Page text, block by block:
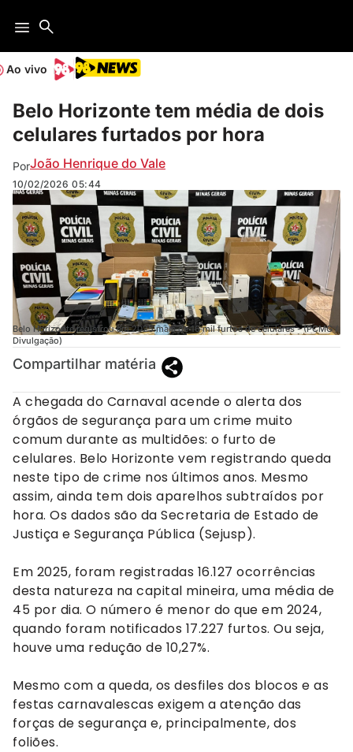
Ao vivo
Belo Horizonte tem média de dois
celulares furtados por hora
PorJoão Henrique do Vale
10/02/2026 05:44
Belo Horizonte registrou em 2025 mais de 16 mil furtos de celulares - (PCMG /
Divulgação)
Compartilhar matéria
A chegada do Carnaval acende o alerta dos
órgãos de segurança para um crime muito
comum durante as multidões: o furto de
celulares. Belo Horizonte vem registrando queda
neste tipo de crime nos últimos anos. Mesmo
assim, ainda tem dois aparelhos subtraídos por
hora. Os dados são da Secretaria de Estado de
Justiça e Segurança Pública (Sejusp).
Em 2025, foram registradas 16.127 ocorrências
desta natureza na capital mineira, uma média de
45 por dia. O número é menor do que em 2024,
quando foram notificados 17.227 furtos. Ou seja,
houve uma redução de 10,27%.
Mesmo com a queda, os desfiles dos blocos e as
festas carnavalescas exigem a atenção das
forças de segurança e, principalmente, dos
foliões.